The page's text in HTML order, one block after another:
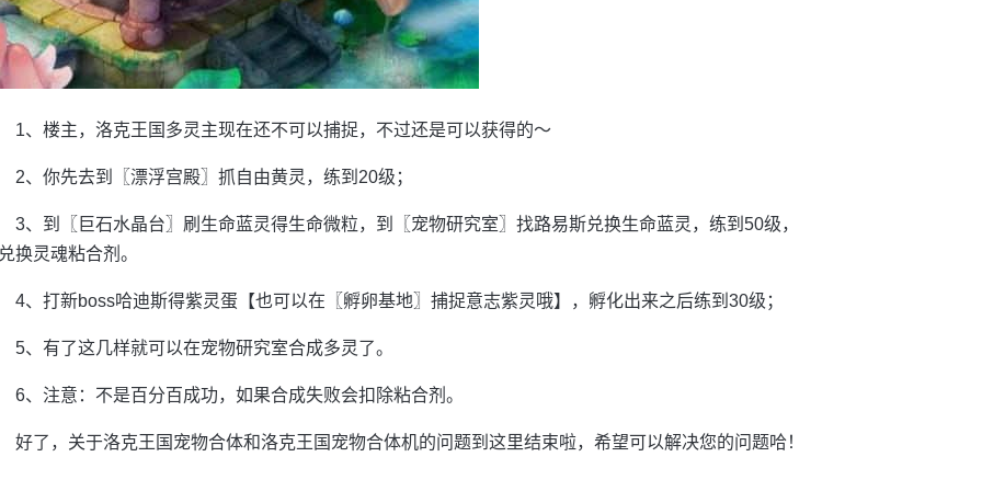
1、楼主，洛克王国多灵主现在还不可以捕捉，不过还是可以获得的～
2、你先去到〖漂浮宫殿〗抓自由黄灵，练到20级；
3、到〖巨石水晶台〗刷生命蓝灵得生命微粒，到〖宠物研究室〗找路易斯兑换生命蓝灵，练到50级，
换灵魂粘合剂。
4、打新boss哈迪斯得紫灵蛋【也可以在〖孵卵基地〗捕捉意志紫灵哦】，孵化出来之后练到30级；
5、有了这几样就可以在宠物研究室合成多灵了。
6、注意：不是百分百成功，如果合成失败会扣除粘合剂。
好了，关于洛克王国宠物合体和洛克王国宠物合体机的问题到这里结束啦，希望可以解决您的问题哈！